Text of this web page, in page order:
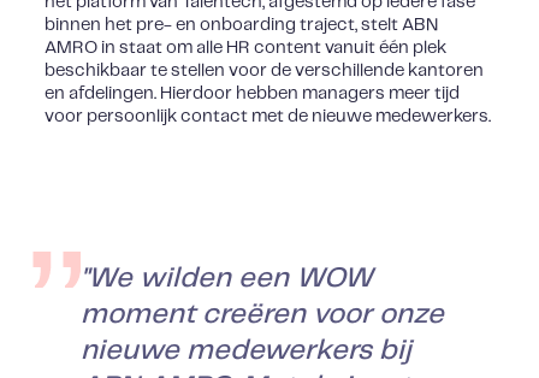
binnen het pre- en onboarding traject, stelt ABN
AMRO in staat om alle HR content vanuit één plek
beschikbaar te stellen voor de verschillende kantoren
en afdelingen. Hierdoor hebben managers meer tijd
voor persoonlijk contact met de nieuwe medewerkers.
"We wilden een WOW
moment creëren voor onze
nieuwe medewerkers bij